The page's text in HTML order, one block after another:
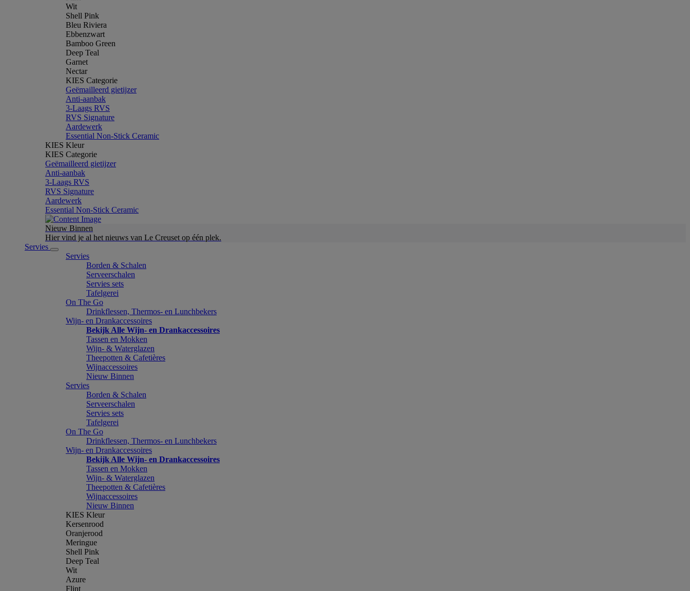
Wit
Shell Pink
Bleu Riviera
Ebbenzwart
Bamboo Green
Deep Teal
Garnet
Nectar
KIES Categorie
Geëmailleerd gietijzer
Anti-aanbak
3-Laags RVS
RVS Signature
Aardewerk
Essential Non-Stick Ceramic
KIES Kleur
KIES Categorie
Geëmailleerd gietijzer
Anti-aanbak
3-Laags RVS
RVS Signature
Aardewerk
Essential Non-Stick Ceramic
Nieuw Binnen
Hier vind je al het nieuws van Le Creuset op één plek.
Servies
Servies
Borden & Schalen
Serveerschalen
Servies sets
Tafelgerei
On The Go
Drinkflessen, Thermos- en Lunchbekers
Wijn- en Drankaccessoires
Bekijk Alle Wijn- en Drankaccessoires
Tassen en Mokken
Wijn- & Waterglazen
Theepotten & Cafetières
Wijnaccessoires
Nieuw Binnen
Servies
Borden & Schalen
Serveerschalen
Servies sets
Tafelgerei
On The Go
Drinkflessen, Thermos- en Lunchbekers
Wijn- en Drankaccessoires
Bekijk Alle Wijn- en Drankaccessoires
Tassen en Mokken
Wijn- & Waterglazen
Theepotten & Cafetières
Wijnaccessoires
Nieuw Binnen
KIES Kleur
Kersenrood
Oranjerood
Meringue
Shell Pink
Deep Teal
Wit
Azure
Flint